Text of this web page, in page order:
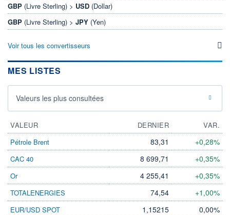
GBP (Livre Sterling) > USD (Dollar)
GBP (Livre Sterling) > JPY (Yen)
Voir tous les convertisseurs
MES LISTES
Valeurs les plus consultées
VALEUR DERNIER
VAR.
Pétrole Brent
83,31 +0,28%
CAC 40 8 699,71 +0,35%
Or 4 255,41 +0,35%
TOTALENERGIES 74,54 +1,00%
EUR/USD SPOT 1,15215 0,00%